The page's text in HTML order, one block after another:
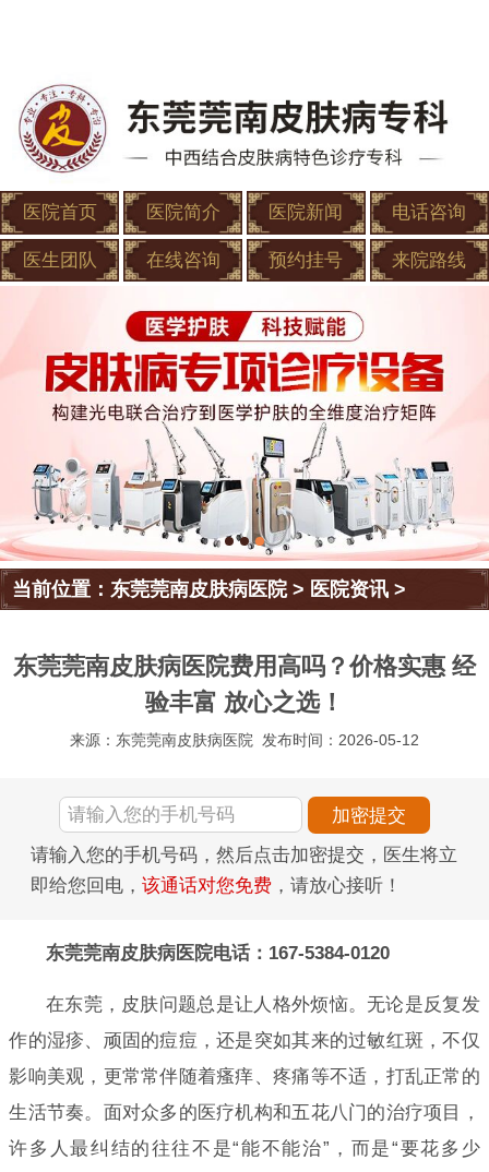
医院首页 医院简介 医院新闻 电话咨询
医生团队 在线咨询 预约挂号 来院路线
当前位置：东莞莞南皮肤病医院> 医院资讯 >
东莞莞南皮肤病医院费用高吗？价格实惠 经
验丰富 放心之选！
来源：东莞莞南皮肤病医院 发布时间：2026-05-12
请输入您的手机号码，然后点击加密提交，医生将立
即给您回电， 该通话对您免费 ，请放心接听！
东莞莞南皮肤病医院电话：167-5384-0120
在东莞，皮肤问题总是让人格外烦恼。无论是反复发
作的湿疹、顽固的痘痘，还是突如其来的过敏红斑，不仅
影响美观，更常常伴随着瘙痒、疼痛等不适，打乱正常的
生活节奏。面对众多的医疗机构和五花八门的治疗项目，
许多人最纠结的往往不是“能不能治”，而是“要花多少